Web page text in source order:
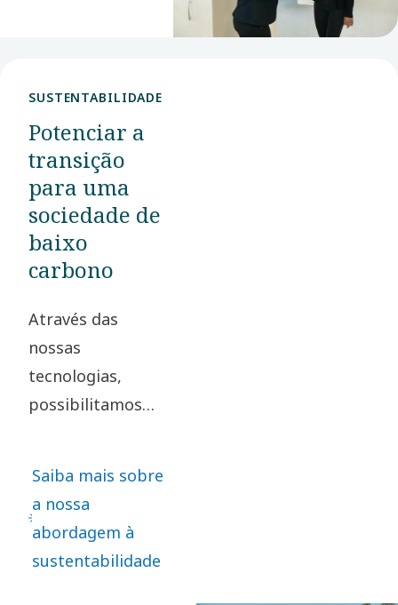
SUSTENTABILIDADE
Potenciar a
transição
para uma
sociedade de
baixo
carbono
Através das
nossas
tecnologias,
possibilitamos
responsabilidade
pelo nosso
Saiba mais sobre
a nossa
abordagem à
sustentabilidade